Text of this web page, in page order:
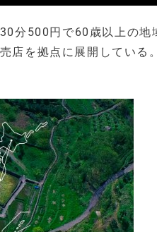
分500円で60歳以上の
店を拠点に展開してい